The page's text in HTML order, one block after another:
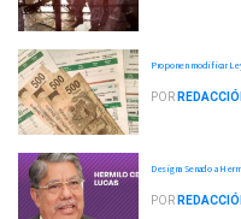
Proponen modificar
POR
Designa Senado a
POR